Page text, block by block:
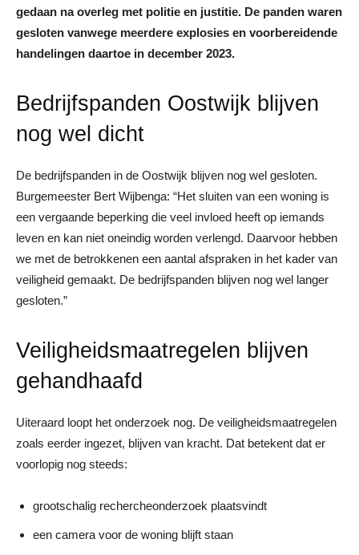
gedaan na overleg met politie en justitie. De panden waren
gesloten vanwege meerdere explosies en voorbereidende
handelingen daartoe in december 2023.
Bedrijfspanden Oostwijk blijven
nog wel dicht
De bedrijfspanden in de Oostwijk blijven nog wel gesloten.
Burgemeester Bert Wijbenga: “Het sluiten van een woning is
een vergaande beperking die veel invloed heeft op iemands
leven en kan niet oneindig worden verlengd. Daarvoor hebben
we met de betrokkenen een aantal afspraken in het kader van
veiligheid gemaakt. De bedrijfspanden blijven nog wel langer
gesloten.”
Veiligheidsmaatregelen blijven
gehandhaafd
Uiteraard loopt het onderzoek nog. De veiligheidsmaatregelen
zoals eerder ingezet, blijven van kracht. Dat betekent dat er
voorlopig nog steeds:
grootschalig rechercheonderzoek plaatsvindt
een camera voor de woning blijft staan